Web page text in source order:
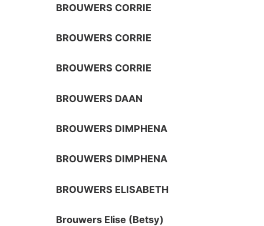
BROUWERS CORRIE
BROUWERS CORRIE
BROUWERS CORRIE
BROUWERS DAAN
BROUWERS DIMPHENA
BROUWERS DIMPHENA
BROUWERS ELISABETH
Brouwers Elise (Betsy)